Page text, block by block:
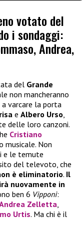
votato del
i sondaggi:
Andrea,
del Grande
non mancheranno
a varcare la porta
e Albero Urso,
delle loro canzoni.
Cristiano
musicale. Non
e le temute
del televoto, che
è eliminatorio. Il
nuovamente in
ben 6 Vipponi:
Zelletta,
Urtis. Ma chi è il